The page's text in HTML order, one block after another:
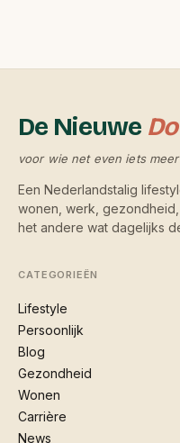
De Nieuwe
voor wie net even iets
Een Nederlandstalig
wonen, werk, gezondheid,
het andere wat dagelijks
CATEGORIEËN
Lifestyle
Persoonlijk
Blog
Gezondheid
Wonen
Carrière
News